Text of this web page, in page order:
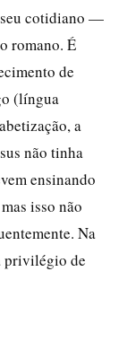
seu cotidiano —
romano. É
de
(língua
a
não tinha
ensinando
isso não
Na
privilégio de